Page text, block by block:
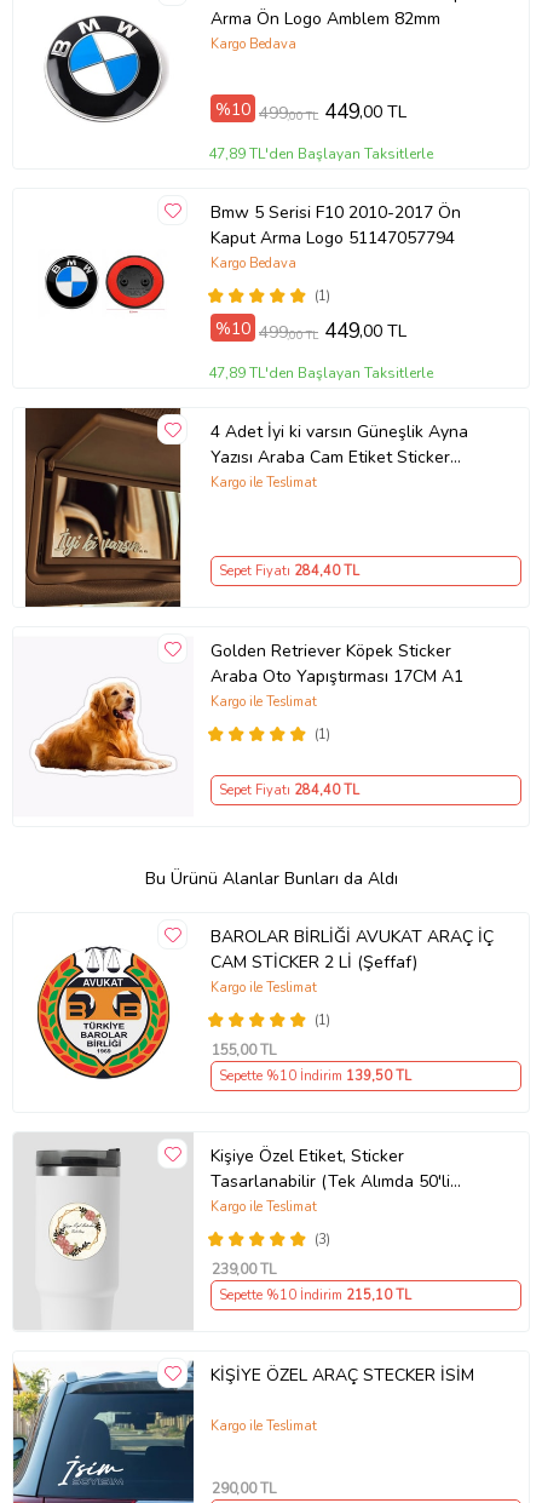
Arma Ön Logo Amblem 82mm
Kargo Bedava
%10 499,00 TL 449,00 TL
47,89 TL'den Başlayan Taksitlerle
Bmw 5 Serisi F10 2010-2017 Ön
Kaput Arma Logo 51147057794
(1)
Kargo Bedava
%10 499,00 TL 449,00 TL
47,89 TL'den Başlayan Taksitlerle
4 Adet İyi ki varsın Güneşlik Ayna
Yazısı Araba Cam Etiket Sticker
8x2cm
Kargo ile Teslimat
Sepet Fiyatı 284,40 TL
Golden Retriever Köpek Sticker
Araba Oto Yapıştırması 17CM A1
(1)
Kargo ile Teslimat
Sepet Fiyatı 284,40 TL
Bu Ürünü Alanlar Bunları da Aldı
BAROLAR BİRLİĞİ AVUKAT ARAÇ İÇ
CAM STİCKER 2 Lİ (Şeffaf)
(1)
Kargo ile Teslimat
155,00 TL
Sepette %10 İndirim 139,50 TL
Kişiye Özel Etiket, Sticker
Tasarlanabilir (Tek Alımda 50'li
Gönderim Yapılmaktadır)
(3)
Kargo ile Teslimat
239,00 TL
Sepette %10 İndirim 215,10 TL
KİŞİYE ÖZEL ARAÇ STECKER İSİM
Kargo ile Teslimat
290,00 TL